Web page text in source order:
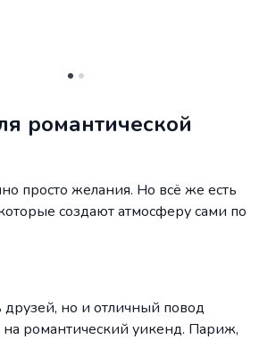
романтической
просто желания. Но всё же есть
создают атмосферу сами по
но и отличный повод
романтический уикенд. Париж,